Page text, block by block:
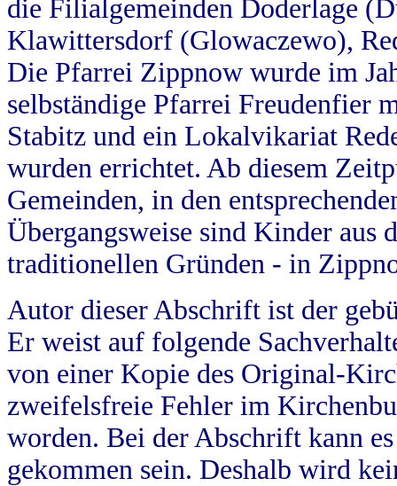
die Filialgemeinden Doderlage
Klawittersdorf (Glowaczewo),
Die Pfarrei Zippnow wurde im
selbständige Pfarrei Freudenfier
Stabitz und ein Lokalvikariat
wurden errichtet. Ab diesem
Gemeinden, in den
Übergangsweise sind Kinder aus
traditionellen Gründen - in
Autor dieser Abschrift ist der
Er weist auf folgende
von einer Kopie des Original-
zweifelsfreie Fehler im
worden. Bei der Abschrift kann
gekommen sein. Deshalb wird